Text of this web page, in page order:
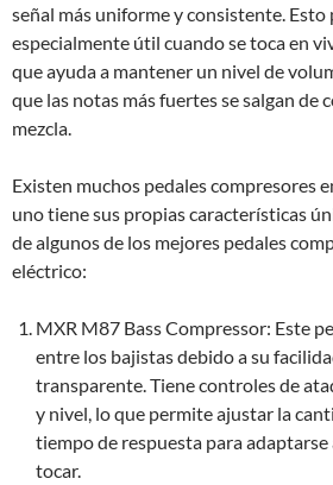
señal más uniforme y consistente. Esto
especialmente útil cuando se toca en
que ayuda a mantener un nivel de
que las notas más fuertes se salgan de
mezcla.
Existen muchos pedales compresores
uno tiene sus propias características
de algunos de los mejores pedales
eléctrico:
MXR M87 Bass Compressor: Este
entre los bajistas debido a su
transparente. Tiene controles de
y nivel, lo que permite ajustar la
tiempo de respuesta para
tocar.